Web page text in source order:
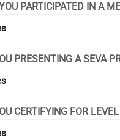
PARTICIPATED IN A
PRESENTING A SEVA
CERTIFYING FOR